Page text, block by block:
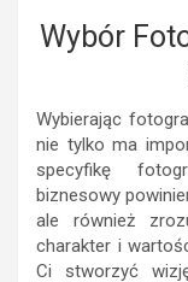
Wybór
Wybierając
nie tylko ma
specyfikę
biznesowy
ale również
charakter i
Ci stworzyć